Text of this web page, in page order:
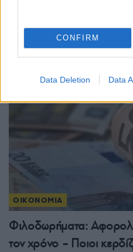
CONFIRM
Data Deletion Data
προθεσμία για τις αιτήσεις
31/07/2026 - 4:20μμ
ΟΙΚΟΝΟΜΙΑ
Φιλοδωρήματα:
τον χρόνο – Ποιοι